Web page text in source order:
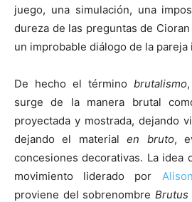
juego, una simulación, una
dureza de las preguntas de
un improbable diálogo de la pareja
De hecho el término brutalismo
surge de la manera brutal
proyectada y mostrada, dejando
dejando el materialen bruto,
concesiones decorativas. La idea
movimiento liderado por
proviene del sobrenombre Brutus